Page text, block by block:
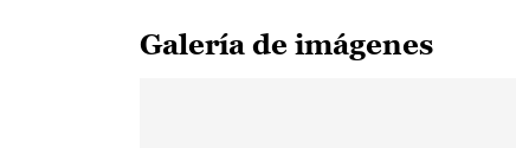
Galería de imágenes